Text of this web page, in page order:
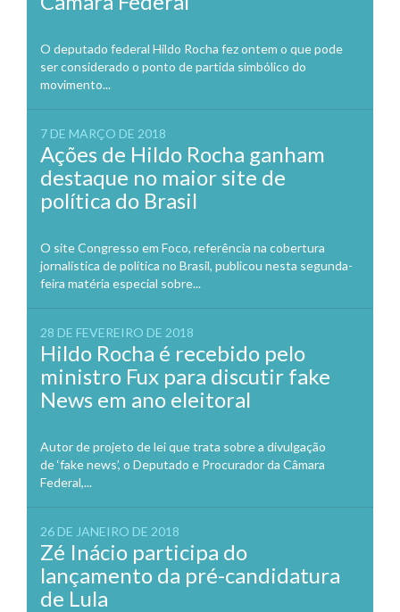
O deputado federal Hildo Rocha fez ontem o que pode
ser considerado o ponto de partida simbólico do
movimento...
7 DE MARÇO DE 2018
Ações de Hildo Rocha ganham
destaque no maior site de
política do Brasil
O site Congresso em Foco, referência na cobertura
jornalística de política no Brasil, publicou nesta segunda-
feira matéria especial sobre...
28 DE FEVEREIRO DE 2018
Hildo Rocha é recebido pelo
ministro Fux para discutir fake
News em ano eleitoral
Autor de projeto de lei que trata sobre a divulgação
de ‘fake news’, o Deputado e Procurador da Câmara
Federal,...
26 DE JANEIRO DE 2018
Zé Inácio participa do
lançamento da pré-candidatura
de Lula